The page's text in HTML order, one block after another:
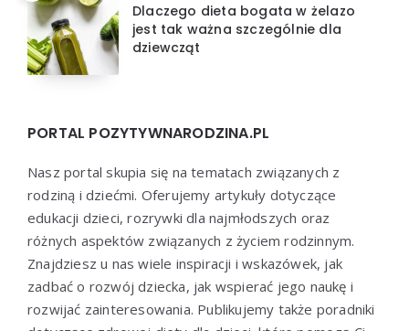
Dlaczego dieta bogata w żelazo
jest tak ważna szczególnie dla
dziewcząt
PORTAL POZYTYWNARODZINA.PL
Nasz portal skupia się na tematach związanych z
rodziną i dziećmi. Oferujemy artykuły dotyczące
edukacji dzieci, rozrywki dla najmłodszych oraz
różnych aspektów związanych z życiem rodzinnym.
Znajdziesz u nas wiele inspiracji i wskazówek, jak
zadbać o rozwój dziecka, jak wspierać jego naukę i
rozwijać zainteresowania. Publikujemy także poradniki